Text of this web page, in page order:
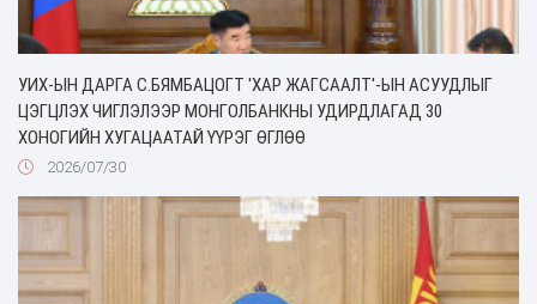
УИХ-ЫН ДАРГА С.БЯМБАЦОГТ 'ХАР ЖАГСААЛТ'-ЫН АСУУДЛЫГ
ЦЭГЦЛЭХ ЧИГЛЭЛЭЭР МОНГОЛБАНКНЫ УДИРДЛАГАД 30
ХОНОГИЙН ХУГАЦААТАЙ ҮҮРЭГ ӨГЛӨӨ
2026/07/30